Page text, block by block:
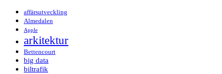
affärsutveckling
Almedalen
Apple
arkitektur
Bettencourt
big data
biltrafik